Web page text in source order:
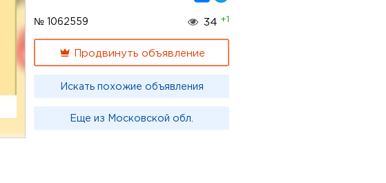
№ 1062559 34 +1
Продвинуть объявление
Искать похожие объявления
Еще из Московской обл.